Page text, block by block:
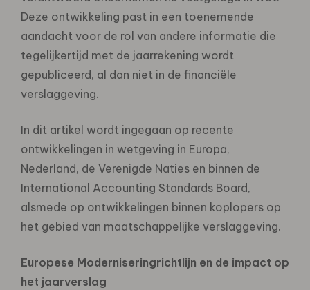
Deze ontwikkeling past in een toenemende
aandacht voor de rol van andere informatie die
tegelijkertijd met de jaarrekening wordt
gepubliceerd, al dan niet in de financiële
verslaggeving.
In dit artikel wordt ingegaan op recente
ontwikkelingen in wetgeving in Europa,
Nederland, de Verenigde Naties en binnen de
International Accounting Standards Board,
alsmede op ontwikkelingen binnen koplopers op
het gebied van maatschappelijke verslaggeving.
Europese Moderniseringrichtlijn en de impact op
het jaarverslag